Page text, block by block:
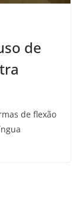
de
de flexão